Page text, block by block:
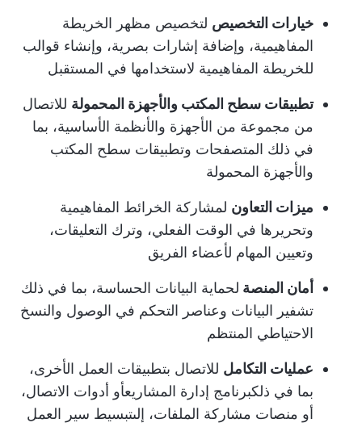
خيارات التخصيص لتخصيص مظهر الخريطة
المفاهيمية، وإضافة إشارات بصرية، وإنشاء قوالب
للخريطة المفاهيمية لاستخدامها في المستقبل
تطبيقات سطح المكتب والأجهزة المحمولة للاتصال
من مجموعة من الأجهزة والأنظمة الأساسية، بما
في ذلك المتصفحات وتطبيقات سطح المكتب
والأجهزة المحمولة
ميزات التعاون لمشاركة الخرائط المفاهيمية
وتحريرها في الوقت الفعلي، وترك التعليقات،
وتعيين المهام لأعضاء الفريق
أمان المنصة لحماية البيانات الحساسة، بما في ذلك
تشفير البيانات وعناصر التحكم في الوصول والنسخ
الاحتياطي المنتظم
عمليات التكامل للاتصال بتطبيقات العمل الأخرى،
بما في ذلكبرنامج إدارة المشاريعأو أدوات الاتصال،
أو منصات مشاركة الملفات، إلىتبسيط سير العمل